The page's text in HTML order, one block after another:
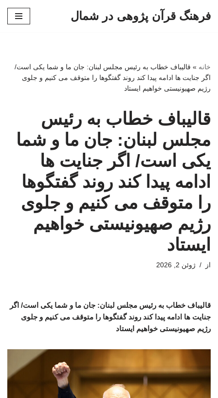
فرهنگ قرآن پژوهی در شمال
خانه » قالیباف خطاب به رئیس مجلس لبنان: جان ما و شما یکی است/
اگر جنایت ها ادامه پیدا کند روند گفتگوها را متوقف می کنیم و جلوی
رژیم صهیونیستی خواهیم ایستاد
قالیباف خطاب به رئیس
مجلس لبنان: جان ما و شما
یکی است/ اگر جنایت ها
ادامه پیدا کند روند گفتگوها
را متوقف می کنیم و جلوی
رژیم صهیونیستی خواهیم
ایستاد
از ژوئن 2, 2026
قالیباف خطاب به رئیس مجلس لبنان: جان ما و شما یکی است/ اگر
جنایت ها ادامه پیدا کند روند گفتگوها را متوقف می کنیم و جلوی
رژیم صهیونیستی خواهیم ایستاد